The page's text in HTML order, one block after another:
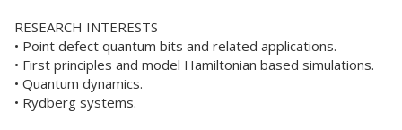
RESEARCH INTERESTS
• Point defect quantum bits and related applications.
• First principles and model Hamiltonian based simulations.
• Quantum dynamics.
• Rydberg systems.